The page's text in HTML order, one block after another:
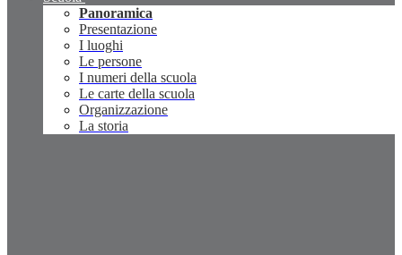
Panoramica
Presentazione
I luoghi
Le persone
I numeri della scuola
Le carte della scuola
Organizzazione
La storia